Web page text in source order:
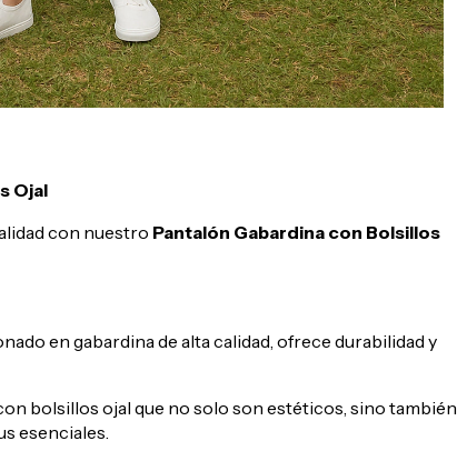
Ojal
con nuestro Pantalón Gabardina con Bolsillos
en gabardina de alta calidad, ofrece durabilidad y
bolsillos ojal que no solo son estéticos, sino también
esenciales.